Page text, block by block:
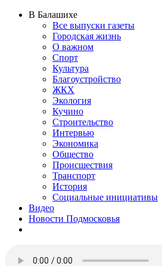
В Балашихе
Все выпуски газеты
Городская жизнь
О важном
Спорт
Культура
Благоустройство
ЖКХ
Экология
Кучино
Строительство
Интервью
Экономика
Общество
Происшествия
Транспорт
История
Социальные инициативы
Видео
Новости Подмосковья